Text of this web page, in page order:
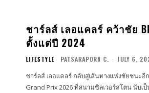
ชาร์ลส์ เลอแคลร์ คว้าชัย
ตั้งแต่ปี 2024
LIFESTYLE PATSARAPORN C. - JULY 6,
ชาร์ลส์ เลอแคลร์ กลับสู่เส้นทางแห่งชัยชนะ
Grand Prix 2026 ที่สนามซิลเวอร์สโตน นับเ